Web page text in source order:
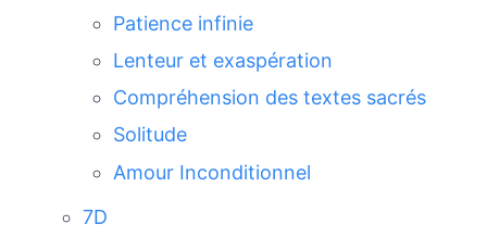
Patience infinie
Lenteur et exaspération
Compréhension des textes sacrés
Solitude
Amour Inconditionnel
7D